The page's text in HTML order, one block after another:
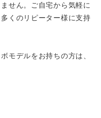
せん。ご自宅から気軽に
くのリピーター様に支持
モデルをお持ちの方は、